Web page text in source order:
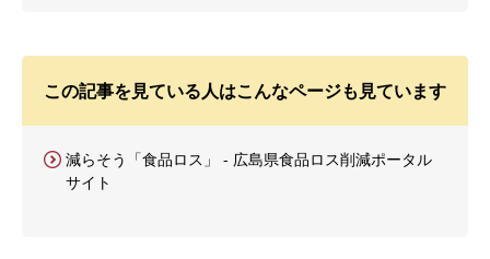
この記事を見ている人はこんなページも見ています
減らそう「食品ロス」 - 広島県食品ロス削減ポータル
サイト